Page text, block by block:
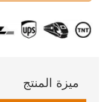
ميزة المنتج